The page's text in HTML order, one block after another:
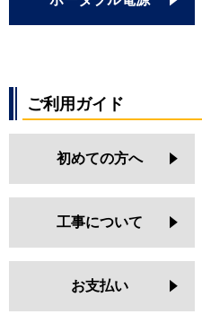
ご利用ガイド
初めての方へ
工事について
お支払い